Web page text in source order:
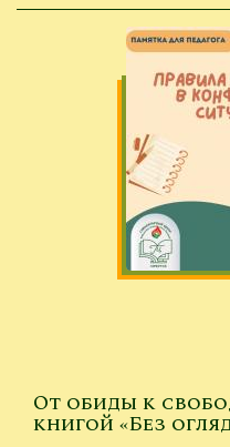
От обиды к
книгой «Без